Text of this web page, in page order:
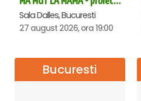
Sala Dalles, Bucuresti
27 august 2026, ora 19:00
Bucuresti